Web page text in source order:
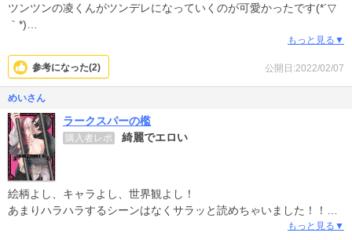
ツンツンの凌くんがツンデレになっていくのが可愛かったです(*´▽
｀*)
もう一作品収録されてますがそちらも美形同士で眼福でした～
もっと見る▼
公開日:2022/02/07
参考になった(2)
めいさん
ラークスパーの檻
購入者レポ 綺麗でエロい
絵柄よし、キャラよし、世界観よし！
あまりハラハラするシーンはなくサラッと読めちゃいました！！本
もっと見る▼